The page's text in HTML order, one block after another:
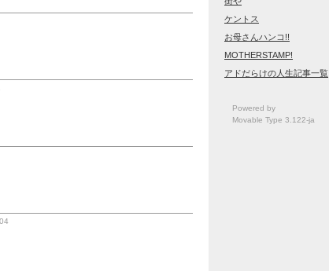
ケントス
お母さんハンコ!!
MOTHERSTAMP!
アドだらけの人生記事一覧
Powered by
Movable Type 3.122-ja